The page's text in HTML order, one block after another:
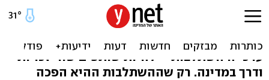
די לכיבוש!
"היו זמנים שהציונות הדתית גידלה את בניה על
ערכי ה'השתלבות' - להיות שותפים שווי זכויות
ודרך במדינה. רק שההשתלבות ההיא הפכה